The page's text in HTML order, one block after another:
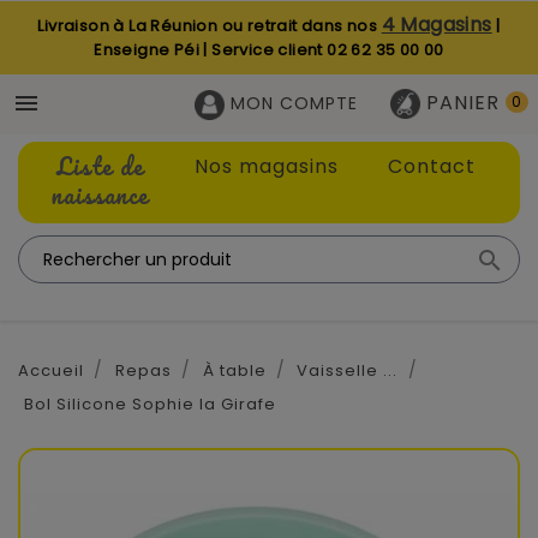
Livraison à La Réunion ou retrait dans nos 4 Magasins |
Enseigne Péi | Service client02 62 35 00 00
 PANIER 0
MON COMPTE
Liste de
naissance
Nos magasins Contact

Accueil Repas À table
Vaisselle ...
Bol Silicone Sophie la Girafe